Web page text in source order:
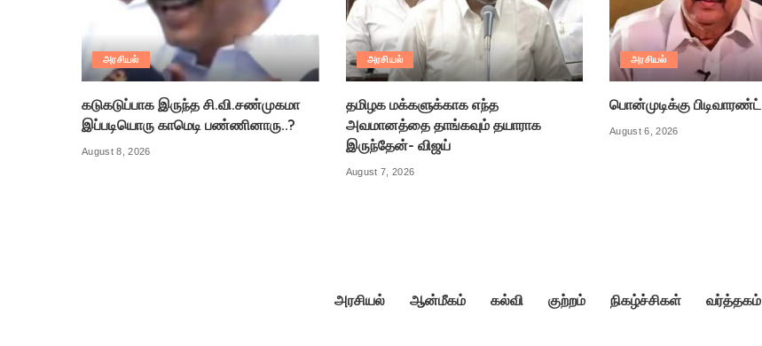
அரசியல்
கடுகடுப்பாக இருந்த சி.வி.சண்முகமா
இப்படியொரு காமெடி பண்ணினாரு..?
August 8, 2026
அரசியல்
தமிழக மக்களுக்காக எந்த
அவமானத்தை தாங்கவும் தயாராக
இருந்தேன்- விஜய்
August 7, 2026
அரசியல்
பொன்முடிக்கு பிடிவாரண்ட்
August 6, 2026
அரசியல் ஆன்மீகம் கல்வி குற்றம் நிகழ்ச்சிகள் வர்த்தகம்